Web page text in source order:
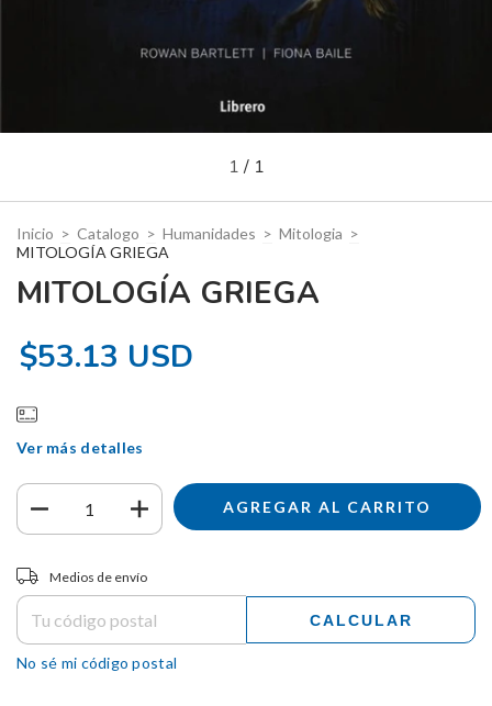
1 / 1
Inicio > Catalogo > Humanidades > Mitologia >
MITOLOGÍA GRIEGA
MITOLOGÍA GRIEGA
$53.13 USD
Ver más detalles
Entregas para el CP:
Medios de envío
CALCULAR
No sé mi código postal